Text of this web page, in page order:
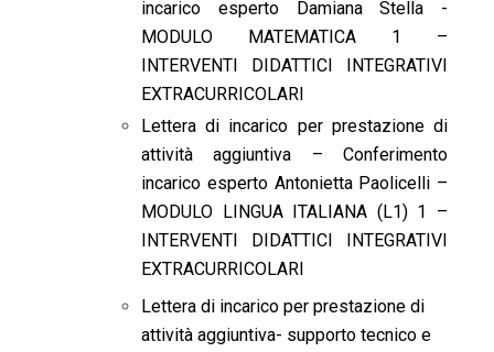
incarico esperto Damiana Stella -
MODULO MATEMATICA 1 –
INTERVENTI DIDATTICI INTEGRATIVI
EXTRACURRICOLARI
Lettera di incarico per prestazione di
attività aggiuntiva – Conferimento
incarico esperto Antonietta Paolicelli –
MODULO LINGUA ITALIANA (L1) 1 –
INTERVENTI DIDATTICI INTEGRATIVI
EXTRACURRICOLARI
Lettera di incarico per prestazione di
attività aggiuntiva- supporto tecnico e